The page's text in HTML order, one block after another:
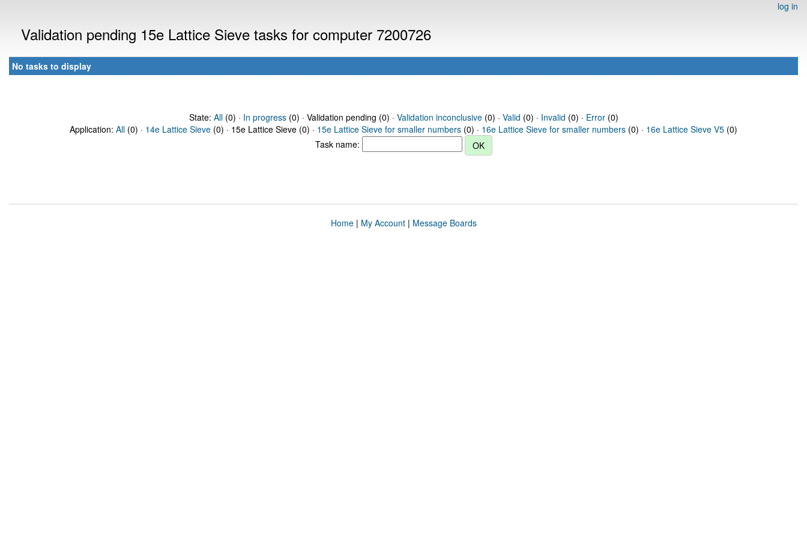
log in
Validation pending 15e Lattice Sieve tasks for computer 7200726
No tasks to display
State: All(0) · In progress(0) · Validation pending (0) · Validation inconclusive(0) · Valid (0) · Invalid (0) · Error(0)
Application: All (0) · 14e Lattice Sieve (0) · 15e Lattice Sieve (0) · 15e Lattice Sieve for smaller numbers (0) · 16e Lattice Sieve for smaller numbers (0) · 16e Lattice Sieve V5 (0)
Task name:
Home| My Account| Message Boards